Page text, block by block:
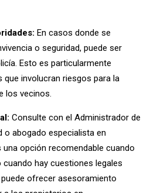
En casos donde se
o seguridad, puede ser
Esto es particularmente
que involucran riesgos para la
los vecinos.
Consulte con el Administrador de
o abogado especialista en
opción recomendable cuando
hay cuestiones legales
ofrecer asesoramiento